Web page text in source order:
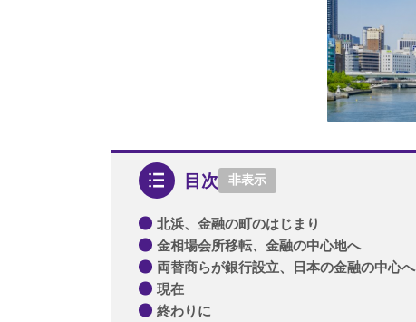
目次 非表示
北浜、金融の町のはじまり
金相場会所移転、金融の中心地へ
両替商らが銀行設立、日本の金融の中心へ
現在
終わりに